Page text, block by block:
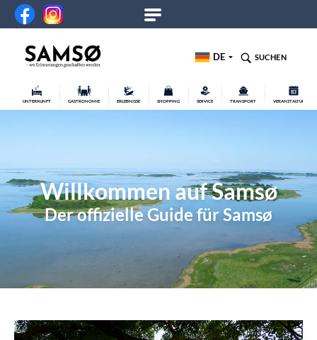
DE SUCHEN
UNTERKUNFT GASTRONOMIE ERLEBNISSE SHOPPING SERVICE TRANSPORT VERANSTALTUNGEN
Willkommen auf Samsø
Der offizielle Guide für Samsø